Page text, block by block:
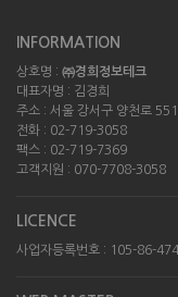
INFORMATION
상호명 : ㈜경희정보테크
대표자명 : 김경희
주소 : 서울 강서구 양천로
전화 : 02-719-3058
팩스 : 02-719-7369
고객지원 : 070-7708-3058
LICENCE
사업자등록번호 : 105-86-